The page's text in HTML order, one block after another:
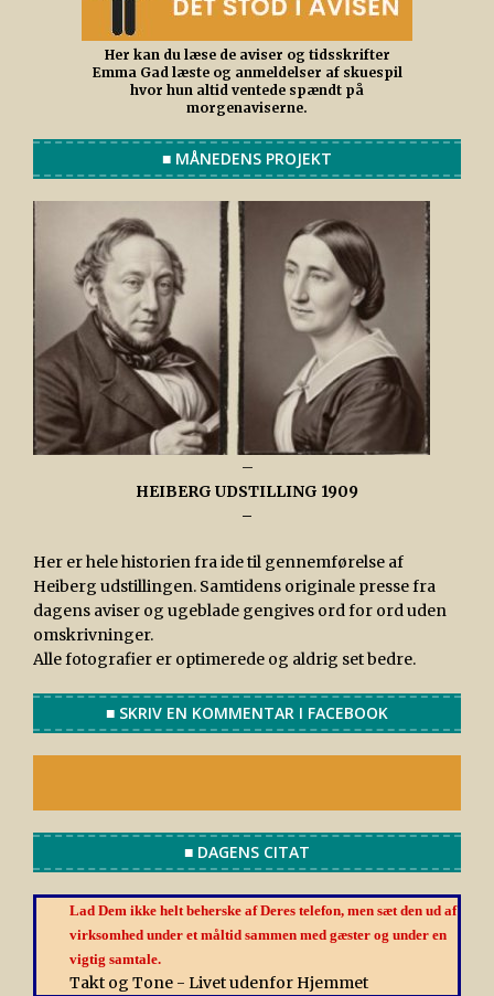
Her kan du læse de aviser og tidsskrifter
Emma Gad læste og anmeldelser af skuespil
hvor hun altid ventede spændt på
morgenaviserne.
■ MÅNEDENS PROJEKT
–
HEIBERG UDSTILLING 1909
–
Her er hele historien fra ide til gennemførelse af
Heiberg udstillingen. Samtidens originale presse fra
dagens aviser og ugeblade gengives ord for ord uden
omskrivninger.
Alle fotografier er optimerede og aldrig set bedre.
■ SKRIV EN KOMMENTAR I FACEBOOK
■ DAGENS CITAT
Lad Dem ikke helt beherske af Deres telefon, men sæt den ud af
virksomhed under et måltid sammen med gæster og under en
vigtig samtale.
Takt og Tone - Livet udenfor Hjemmet